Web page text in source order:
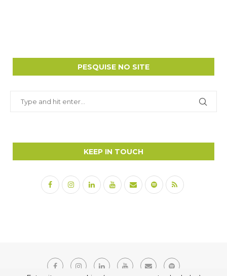
PESQUISE NO SITE
KEEP IN TOUCH